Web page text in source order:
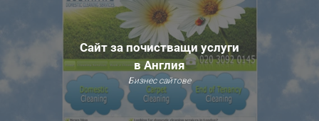
Сайт за почистващи услуги
в Англия
Бизнес сайтове